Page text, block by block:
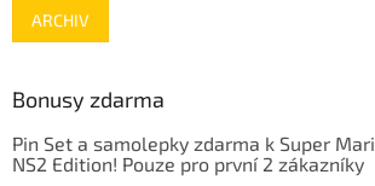
ARCHIV
Bonusy zdarma
Pin Set a samolepky zdarma k Super
NS2 Edition! Pouze pro první 2 zákazníky